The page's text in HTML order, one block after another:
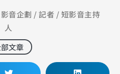
音企劃 / 記者 / 短影音主持
人
文章